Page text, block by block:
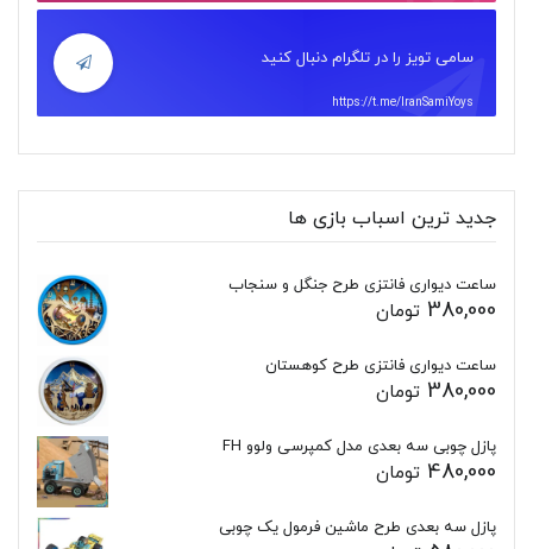
سامی تویز را در تلگرام دنبال کنید
https://t.me/IranSamiYoys
جدید ترین اسباب بازی ها
ساعت دیواری فانتزی طرح جنگل و سنجاب
380,000 تومان
ساعت دیواری فانتزی طرح کوهستان
380,000 تومان
پازل چوبی سه بعدی مدل کمپرسی ولوو FH
480,000 تومان
پازل سه بعدی طرح ماشین فرمول یک چوبی